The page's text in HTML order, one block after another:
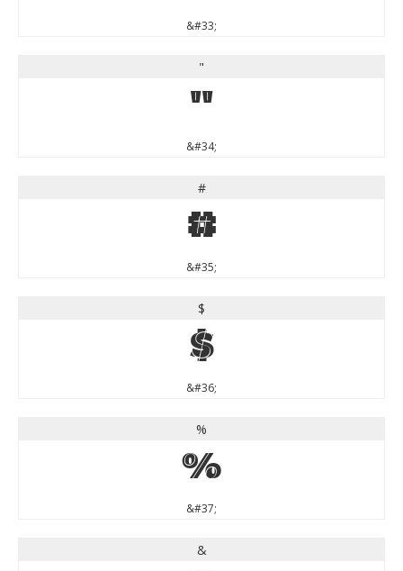
&#33;
"
"
&#34;
#
#
&#35;
$
$
&#36;
%
%
&#37;
&